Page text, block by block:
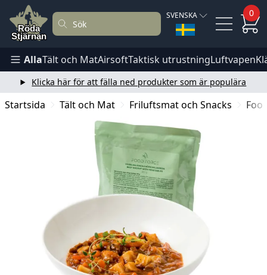
SVENSKA 0
AllaTält och MatAirsoftTaktisk utrustningLuftvapen
Klicka här för att fälla ned produkter som är populära
Startsida Tält och Mat Friluftsmat och Snacks